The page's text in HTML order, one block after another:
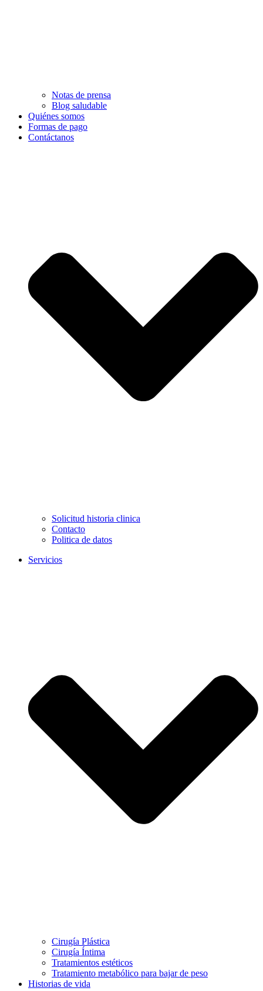
Notas de prensa
Blog saludable
Quiénes somos
Formas de pago
Contáctanos
Solicitud historia clinica
Contacto
Politica de datos
Servicios
Cirugía Plástica
Cirugía Íntima
Tratamientos estéticos
Tratamiento metabólico para bajar de peso
Historias de vida